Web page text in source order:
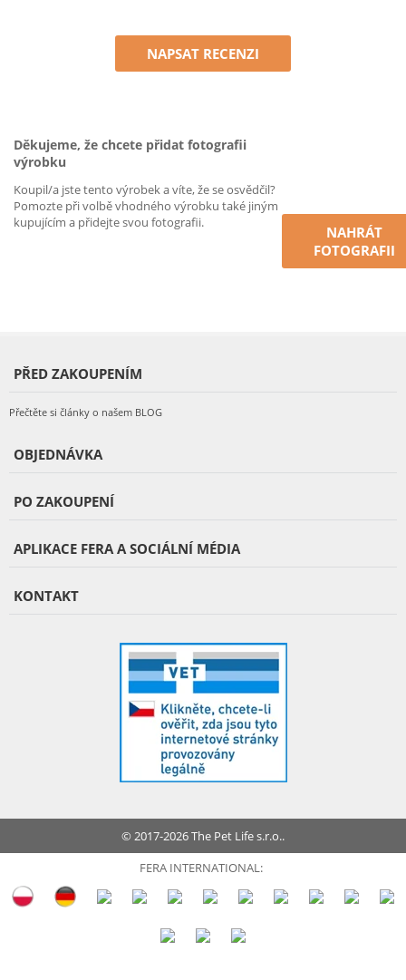
NAPSAT RECENZI
Děkujeme, že chcete přidat fotografii
výrobku
Koupil/a jste tento výrobek a víte, že se osvědčil?
Pomozte při volbě vhodného výrobku také jiným
kupujícím a přidejte svou fotografii.
NAHRÁT
FOTOGRAFII
PŘED ZAKOUPENÍM
Přečtěte si články o našem BLOG
OBJEDNÁVKA
PO ZAKOUPENÍ
APLIKACE FERA A SOCIÁLNÍ MÉDIA
KONTAKT
© 2017-2026 The Pet Life s.r.o..
FERA INTERNATIONAL: